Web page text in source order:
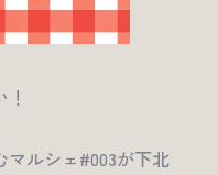
ルシェ#003が下北